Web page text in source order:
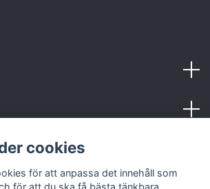
cookies
för att anpassa det innehåll som
för att du ska få bästa tänkbara